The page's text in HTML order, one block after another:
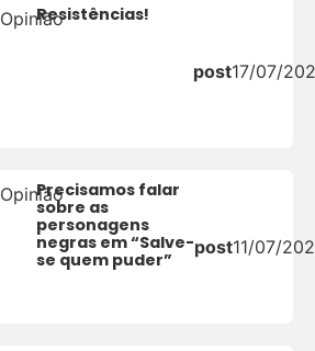
OpiniãoResistências!
post17/07/
OpiniãoPrecisamos falar
sobre as
personagens
negras em “Salve-
se quem puder”
post11/07/